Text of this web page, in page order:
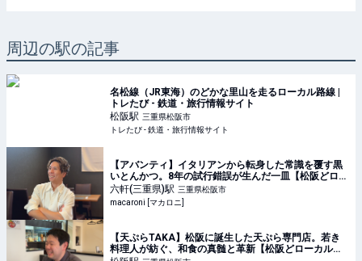
周辺の駅の記事
名松線（JR東海）のどかな里山を走るローカル路線 |
トレたび - 鉄道・旅行情報サイト
松阪駅 三重県松阪市
トレたび - 鉄道・旅行情報サイト
【アバンティ】イタリアンから転身した常識を覆す黒
いとんかつ。8年の試行錯誤が生んだ一皿【松阪どロー
カルぐるめ #58】 - macaroni
六軒(三重県)駅 三重県松阪市
macaroni [マカロニ]
【天ぷらTAKA】松阪に誕生した天ぷら専門店。若き
料理人が紡ぐ、和食の真髄と革新【松阪どローカルぐ